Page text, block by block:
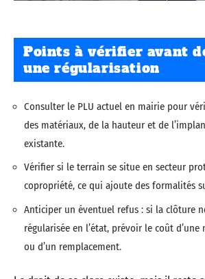
Points à vérifier avant
une régularisation
Consulter le PLU actuel en mairie pour
des matériaux, de la hauteur et de
existante.
Vérifier si le terrain se situe en secteur
copropriété, ce qui ajoute des formalités
Anticiper un éventuel refus : si la clôture
régularisée en l’état, prévoir le coût
ou d’un remplacement.